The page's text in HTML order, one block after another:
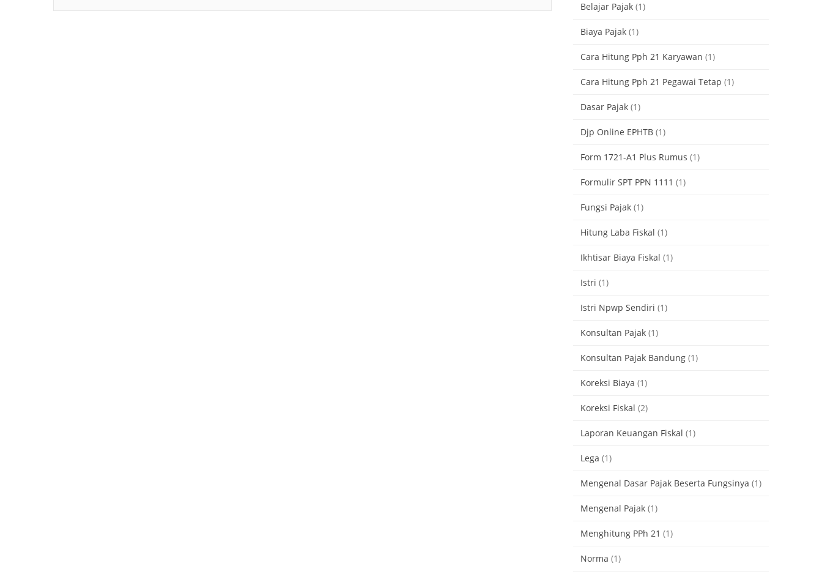
Belajar Pajak (1)
Biaya Pajak (1)
Cara Hitung Pph 21 Karyawan (1)
Cara Hitung Pph 21 Pegawai Tetap (1)
Dasar Pajak (1)
Djp Online EPHTB (1)
Form 1721-A1 Plus Rumus (1)
Formulir SPT PPN 1111 (1)
Fungsi Pajak (1)
Hitung Laba Fiskal (1)
Ikhtisar Biaya Fiskal (1)
Istri (1)
Istri Npwp Sendiri (1)
Konsultan Pajak (1)
Konsultan Pajak Bandung (1)
Koreksi Biaya (1)
Koreksi Fiskal (2)
Laporan Keuangan Fiskal (1)
Lega (1)
Mengenal Dasar Pajak Beserta Fungsinya (1)
Mengenal Pajak (1)
Menghitung PPh 21 (1)
Norma (1)